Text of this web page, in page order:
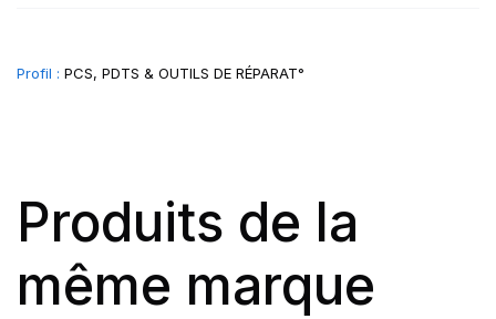
Profil : PCS, PDTS & OUTILS DE RÉPARAT°
Produits de la
même marque